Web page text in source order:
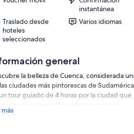
instantánea
Traslado desde
hoteles
seleccionados
Varios idiomas
general
la belleza de Cuenca, considerada
ciudades más pintorescas de
tour guiado de 4 horas por la ciudad que
barrios, mercados, iglesias y museos.
y entrega en el hotel.